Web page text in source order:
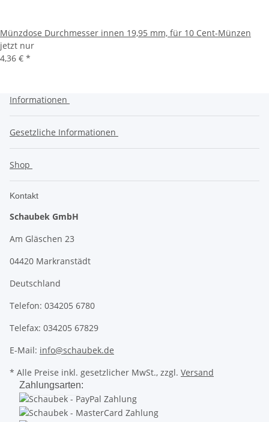
Münzdose Durchmesser innen 19,95 mm, für 10 Cent-Münzen
jetzt nur
4,36 € *
Informationen
Gesetzliche Informationen
Shop
Kontakt
Schaubek GmbH
Am Gläschen 23
04420 Markranstädt
Deutschland
Telefon: 034205 6780
Telefax: 034205 67829
E-Mail: info@schaubek.de
* Alle Preise inkl. gesetzlicher MwSt., zzgl. Versand
Zahlungsarten: